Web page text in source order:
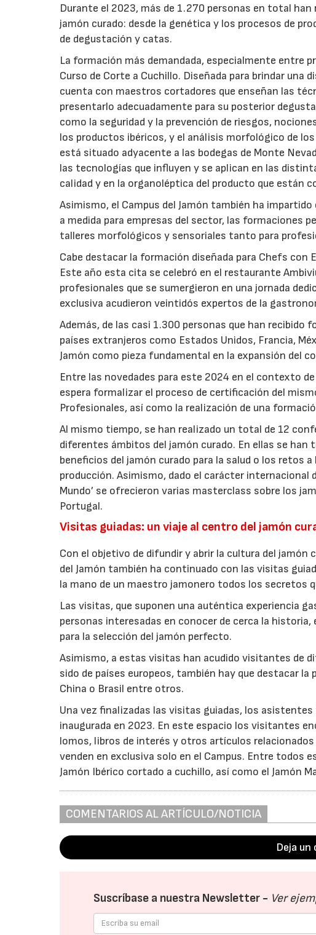
Durante el 2023, más de 1.270 personas en total
jamón curado: desde la genética y los procesos de
de degustación y catas.
La formación más demandada, especialmente entre
Curso de Corte a Cuchillo. Diseñada para brindar
cuenta con maestros cortadores que enseñan las
presentarlo adecuadamente para su posterior
como la seguridad y la prevención de riesgos,
los productos ibéricos, y el análisis morfológico de
está situado adyacente a las bodegas de Monte
las tecnologías que influyen y se aplican en las
calidad y en la organoléptica del producto que están
Asimismo, el Campus del Jamón también ha
a medida para empresas del sector, las formaciones
talleres morfológicos y sensoriales tanto para
Cabe destacar la formación diseñada para Chefs con
Este año esta cita se celebró en el restaurante
profesionales que se sumergieron en una jornada
exclusiva acudieron veintidós expertos de la
Además, de las casi 1.300 personas que han
países extranjeros como Estados Unidos, Francia,
Jamón como pieza fundamental en la expansión del
Entre las novedades para este 2024 en el contexto
espera formalizar el proceso de certificación del
Profesionales, así como la realización de una
Al mismo tiempo, se han realizado un total de 12
diferentes ámbitos del jamón curado. En ellas se
beneficios del jamón curado para la salud o los retos
producción. Asimismo, dado el carácter internacional
Mundo’ se ofrecieron varias masterclass sobre los
Portugal.
Visitas guiadas: un viaje al centro del jamón
Con el objetivo de difundir y abrir la cultura del jamón
del Jamón también ha continuado con las visitas
la mano de un maestro jamonero todos los secretos
Las visitas, que suponen una auténtica experiencia
personas interesadas en conocer de cerca la
para la selección del jamón perfecto.
Asimismo, a estas visitas han acudido visitantes de
sido de países europeos, también hay que destacar
China o Brasil entre otros.
Una vez finalizadas las visitas guiadas, los
inaugurada en 2023. En este espacio los visitantes
lomos, libros de interés y otros artículos
venden en exclusiva solo en el Campus. Entre todos
Jamón Ibérico cortado a cuchillo, así como el Jamón
COMENTARIOS AL ARTÍCULO/NOTICIA
Deja
Suscríbase a nuestra Newsletter - Ver